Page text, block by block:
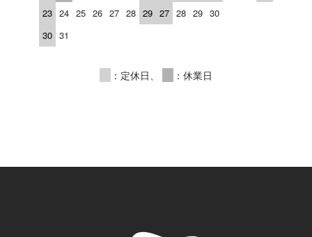
23 24 25 26 27 28 29
30 31
27 28 29 30
：定休日、 ：休業日